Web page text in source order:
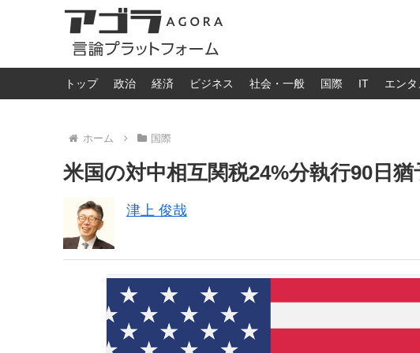
トップ 政治 経済 ビジネス 社会・一般 国際 IT エンタ
ホーム 国際
米国の対中相互関税24%分執行90日
津上 俊哉